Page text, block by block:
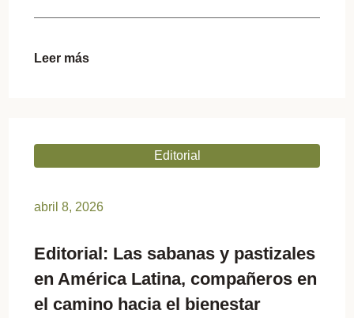
Leer más
Editorial
abril 8, 2026
Editorial: Las sabanas y pastizales
en América Latina, compañeros en
el camino hacia el bienestar